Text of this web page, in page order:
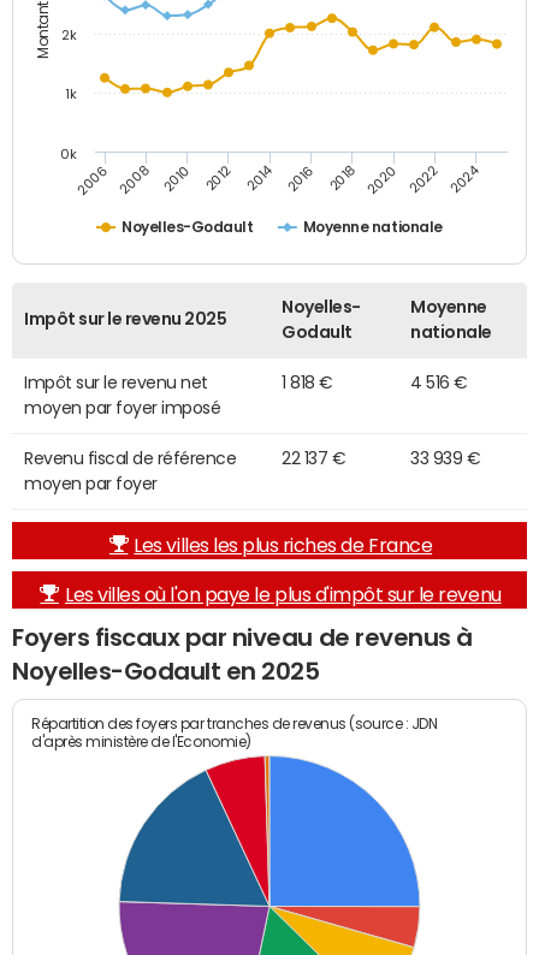
Noyelles-Godault Moyenne nationale
2006 2008 2010 2012 2014 2016 2018 2020 2022 2024
0k
1k
2k
Impôt sur le revenu 2025
Noyelles-
Godault
Moyenne
nationale
Impôt sur le revenu net
moyen par foyer imposé
1 818 € 4 516 €
Revenu fiscal de référence
moyen par foyer
22 137 € 33 939 €
Les villes les plus riches de France
Les villes où l'on paye le plus d'impôt sur le revenu
Foyers fiscaux par niveau de revenus à
Noyelles-Godault en 2025
Répartition des foyers par tranches de revenus (source : JDN
d'après ministère de l'Economie)